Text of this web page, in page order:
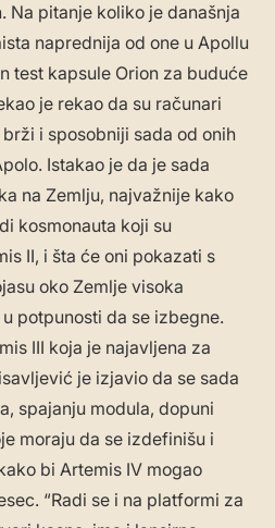
Na pitanje koliko je današnja
naprednija od one u Apollu
test kapsule Orion za buduće
je rekao da su računari
i sposobniji sada od onih
Istakao je da je sada
na Zemlju, najvažnije kako
kosmonauta koji su
II, i šta će oni pokazati s
oko Zemlje visoka
potpunosti da se izbegne.
III koja je najavljena za
je izjavio da se sada
spajanju modula, dopuni
moraju da se izdefinišu i
bi Artemis IV mogao
“Radi se i na platformi za